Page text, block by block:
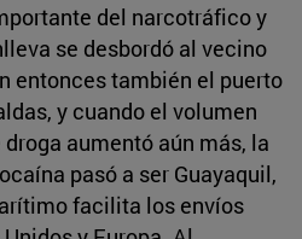
del narcotráfico y
se desbordó al vecino
entonces también el puerto
y cuando el volumen
aumentó aún más, la
pasó a ser Guayaquil,
facilita los envíos